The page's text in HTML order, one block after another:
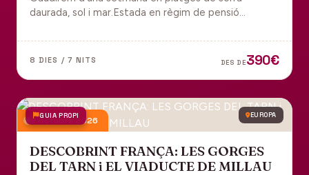
daurada, sol i mar.Estada en règim de pensió
8 DIES / 7 NITS DES DE390€
GUIA PROPI EUROPA
9 octubre 2026
DESCOBRINT FRANÇA: LES GORGES
DEL TARN i EL VIADUCTE DE MILLAU